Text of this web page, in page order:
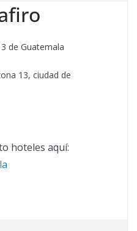
de Guatemala
13, ciudad de
hoteles aquí: